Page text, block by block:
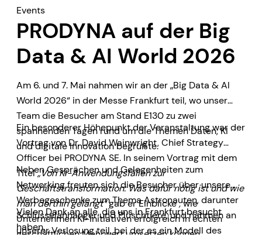
Events
PRODYNA auf der Big
Data & AI World 2026
Am 6. und 7. Mai nahmen wir an der „Big Data & AI
World 2026“ in der Messe Frankfurt teil, wo unser
Team die Besucher am Stand E130 zu zwei
spannenden Tagen rund um die Themen Daten, KI
und digitale Innovation begrüßte.
Ein besonderer Höhepunkt der Veranstaltung war der
Vortrag von Dr. David Wainwright, Chief Strategy
Officer bei PRODYNA SE. In seinem Vortrag mit dem
Titel„Von KI-Anwendungsfällen zur
Geschäftstransformation: Was dafür nötig ist und wie
man dorthin gelangt“gab er Einblicke,wie
Unternehmen KI-Initiativen erfolgreich in echten
geschäftlichen Mehrwert umsetzen können.
Neben Gesprächen und Gelegenheiten zum
Networking freuten sich die Besucher über unsere
Werbegeschenke zum Thema Astronauten, darunter
Schlüsselanhänger und Plüschtiere, und nahmen an
unserer Verlosung teil, bei der es ein Modell des
Vielen Dank an alle, die uns in Frankfurt besucht
haben.